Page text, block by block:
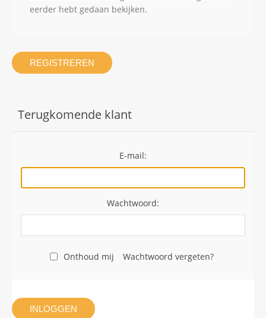
eerder hebt gedaan bekijken.
REGISTREREN
Terugkomende klant
E-mail:
Wachtwoord:
Onthoud mij Wachtwoord vergeten?
INLOGGEN